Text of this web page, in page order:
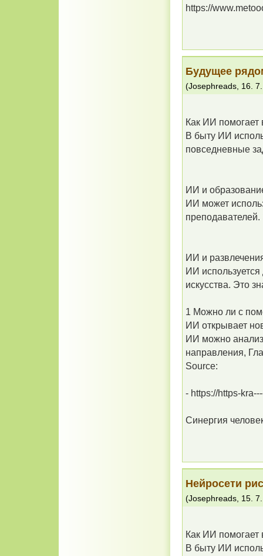
https://
Будущее
(Josephreads 16.
Как ИИ помогает
В быту ИИ
повседневные
ИИ и
ИИ может
ИИ и
ИИ
искусства. Это
1 Можно ли с
ИИ открывает
ИИ можно
направления,
Source:
- https://https-
Синергия
Нейросети
(Josephreads, 15.
Как ИИ помогает
В быту ИИ